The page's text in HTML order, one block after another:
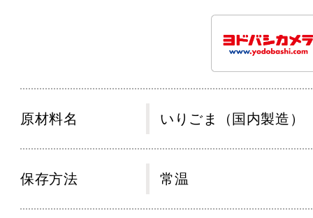
原材料名 いりごま（国内製造）
保存方法 常温